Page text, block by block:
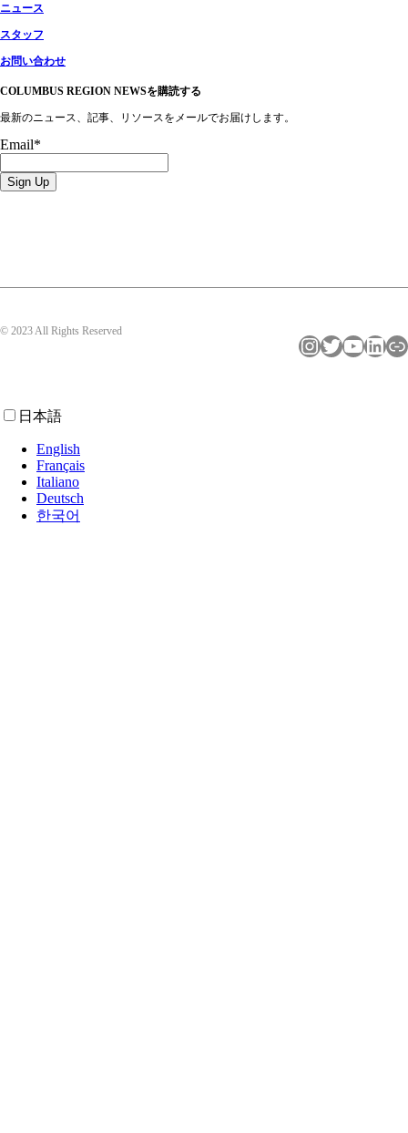
ニュース
スタッフ
お問い合わせ
COLUMBUS REGION NEWSを購読する
最新のニュース、記事、リソースをメールでお届けします。
Email*
© 2023 All Rights Reserved
インスタグラムツイッターユーチューブLinkedIn リンク
日本語
English
Français
Italiano
Deutsch
한국어